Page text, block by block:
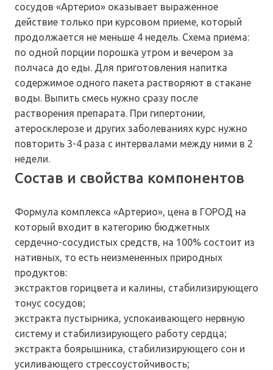
сосудов «Артерио» оказывает выраженное
действие только при курсовом приеме, который
продолжается не меньше 4 недель. Схема приема:
по одной порции порошка утром и вечером за
полчаса до еды. Для приготовления напитка
содержимое одного пакета растворяют в стакане
воды. Выпить смесь нужно сразу после
растворения препарата. При гипертонии,
атеросклерозе и других заболеваниях курс нужно
повторить 3-4 раза с интервалами между ними в 2
недели.
Состав и свойства компонентов
Формула комплекса «Артерио», цена в ГОРОД на
который входит в категорию бюджетных
сердечно-сосудистых средств, на 100% состоит из
нативных, то есть неизмененных природных
продуктов:
экстрактов горицвета и калины, стабилизирующего
тонус сосудов;
экстракта пустырника, успокаивающего нервную
систему и стабилизирующего работу сердца;
экстракта боярышника, стабилизирующего сон и
усиливающего стрессоустойчивость;